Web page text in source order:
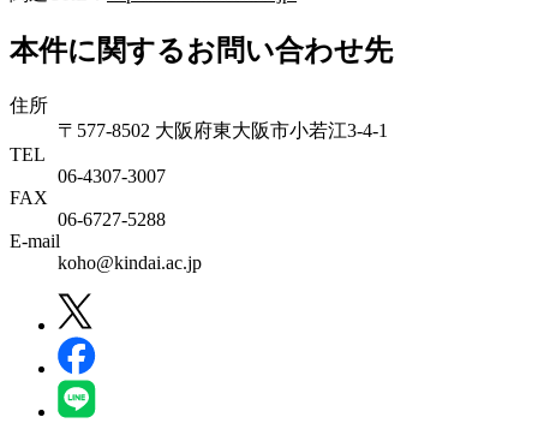
本件に関するお問い合わせ先
住所
〒577-8502 大阪府東大阪市小若江3-4-1
TEL
06‐4307‐3007
FAX
06‐6727‐5288
E-mail
koho@kindai.ac.jp